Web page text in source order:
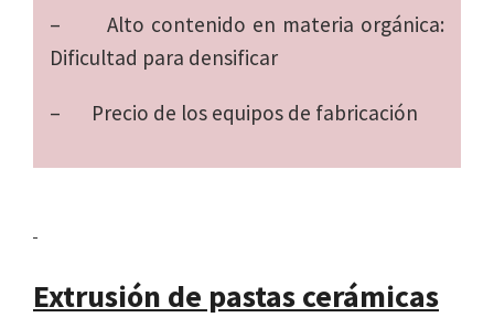
– Alto contenido en materia orgánica:
Dificultad para densificar
– Precio de los equipos de fabricación
Extrusión de pastas cerámicas